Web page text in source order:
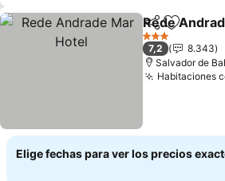
Compartir
Agregar
Rede
3 Estrellas
7,2
8.343
Salvador de
Habitaciones
Elige fechas para ver los precios